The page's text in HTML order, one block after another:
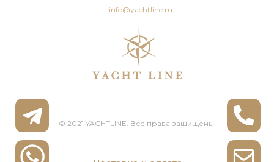
info@yachtline.ru
© 2021 YACHTLINE. Все права защищены.